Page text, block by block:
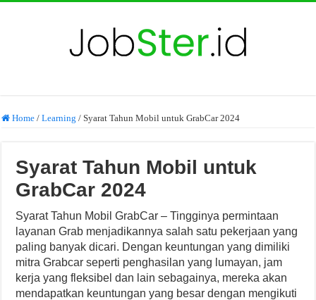
Home / Learning / Syarat Tahun Mobil untuk GrabCar 2024
Syarat Tahun Mobil untuk
GrabCar 2024
Syarat Tahun Mobil GrabCar – Tingginya permintaan
layanan Grab menjadikannya salah satu pekerjaan yang
paling banyak dicari. Dengan keuntungan yang dimiliki
mitra Grabcar seperti penghasilan yang lumayan, jam
kerja yang fleksibel dan lain sebagainya, mereka akan
mendapatkan keuntungan yang besar dengan mengikuti